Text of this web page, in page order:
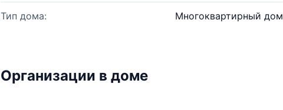
Тип дома: Многоквартирный дом
Организации в доме